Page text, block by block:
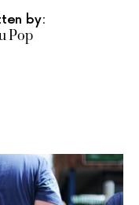
by:
Pop